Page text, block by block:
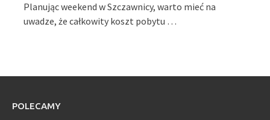
Planując weekend w Szczawnicy, warto mieć na
uwadze, że całkowity koszt pobytu …
POLECAMY